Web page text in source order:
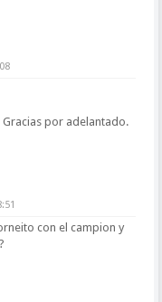
por adelantado.
con el campion y